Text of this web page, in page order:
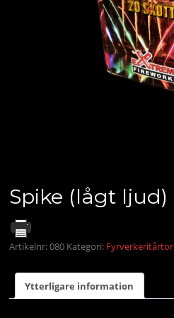
Spike (lågt ljud)
Artikelnr:080 Kategori: Fyrverkeritårtor
Ytterligare information